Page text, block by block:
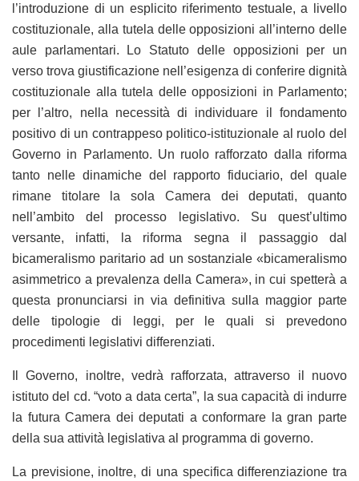
l’introduzione di un esplicito riferimento testuale, a livello
costituzionale, alla tutela delle opposizioni all’interno delle
aule parlamentari. Lo Statuto delle opposizioni per un
verso trova giustificazione nell’esigenza di conferire dignità
costituzionale alla tutela delle opposizioni in Parlamento;
per l’altro, nella necessità di individuare il fondamento
positivo di un contrappeso politico-istituzionale al ruolo del
Governo in Parlamento. Un ruolo rafforzato dalla riforma
tanto nelle dinamiche del rapporto fiduciario, del quale
rimane titolare la sola Camera dei deputati, quanto
nell’ambito del processo legislativo. Su quest’ultimo
versante, infatti, la riforma segna il passaggio dal
bicameralismo paritario ad un sostanziale «bicameralismo
asimmetrico a prevalenza della Camera», in cui spetterà a
questa pronunciarsi in via definitiva sulla maggior parte
delle tipologie di leggi, per le quali si prevedono
procedimenti legislativi differenziati.
Il Governo, inoltre, vedrà rafforzata, attraverso il nuovo
istituto del cd. “voto a data certa”, la sua capacità di indurre
la futura Camera dei deputati a conformare la gran parte
della sua attività legislativa al programma di governo.
La previsione, inoltre, di una specifica differenziazione tra